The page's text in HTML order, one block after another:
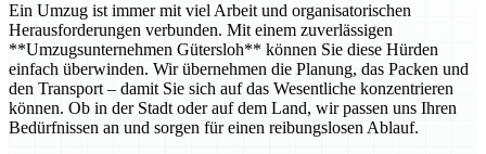
Ein Umzug ist immer mit viel Arbeit und organisatorischen
Herausforderungen verbunden. Mit einem zuverlässigen
**Umzugsunternehmen Gütersloh** können Sie diese Hürden
einfach überwinden. Wir übernehmen die Planung, das Packen und
den Transport – damit Sie sich auf das Wesentliche konzentrieren
können. Ob in der Stadt oder auf dem Land, wir passen uns Ihren
Bedürfnissen an und sorgen für einen reibungslosen Ablauf.